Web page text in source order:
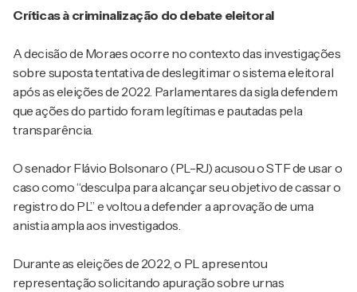
Críticas à criminalização do debate eleitoral
A decisão de Moraes ocorre no contexto das investigações
sobre suposta tentativa de deslegitimar o sistema eleitoral
após as eleições de 2022. Parlamentares da sigla defendem
que ações do partido foram legítimas e pautadas pela
transparência.
O senador Flávio Bolsonaro (PL-RJ) acusou o STF de usar o
caso como “desculpa para alcançar seu objetivo de cassar o
registro do PL” e voltou a defender a aprovação de uma
anistia ampla aos investigados.
Durante as eleições de 2022, o PL apresentou
representação solicitando apuração sobre urnas